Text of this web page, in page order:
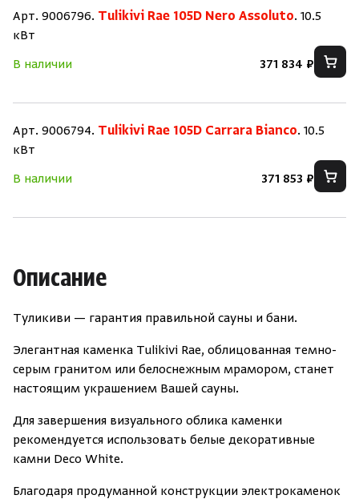
Арт. 9006796. Tulikivi Rae 105D Nero Assoluto. 10.5
кВт
В наличии
371 834 ₽
Арт. 9006794. Tulikivi Rae 105D Carrara Bianco. 10.5
кВт
В наличии
371 853 ₽
Описание
Туликиви — гарантия правильной сауны и бани.
Элегантная каменка Tulikivi Rae, облицованная темно-
серым гранитом или белоснежным мрамором, станет
настоящим украшением Вашей сауны.
Для завершения визуального облика каменки
рекомендуется использовать белые декоративные
камни Deco White.
Благодаря продуманной конструкции электрокаменок